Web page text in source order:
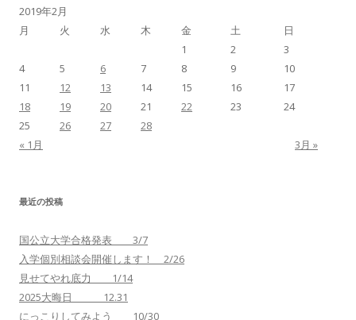
2019年2月
月
火 水 木 金 土 日
« 1月 3月 »
1 2
3
4
5 6 7 8 9
10
11
12 13 14 15 16
17
18
19 20 21 22 23
24
25
26 27 28
最近の投稿
国公立大学合格発表 3/7
入学個別相談会開催します！ 2/26
見せてやれ底力 1/14
2025大晦日 12.31
にっこりしてみよう 10/30